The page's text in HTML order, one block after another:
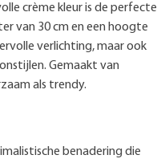
crème kleur is de perfecte
van 30 cm en een hoogte
verlichting, maar ook
Gemaakt van
als trendy.
benadering die